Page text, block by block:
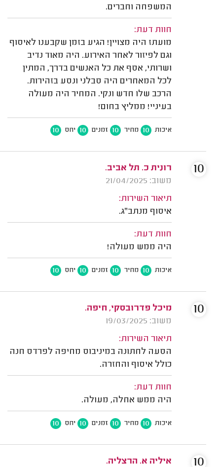
המשפחה וחברים.
חוות דעת:
מועתז היה מצויין! הגיע בזמן שקבענו לאיסוף
וגם לפיזור לאחר האירוע. היה מאוד נדיב
ושרותי, אסף את כל האנשים בדרך, המתין
לכל המאחרים היה סבלני ונסע בזהירות.
הרכב שלו חדש ונקי. המחיר היה מעולה
בעיניי! ממליץ בחום!
איכות 10 מחיר 10 זמנים 10 יחס 10
רונית כ. תל אביב.
משוב: 21/04/2025
תיאור השירות:
איסוף מנתב"ג.
חוות דעת:
היה ממש מעולה!
איכות 10 מחיר 10 זמנים 10 יחס 10
10
מיכל פדרובסקי, חיפה.
משוב: 19/03/2025
תיאור השירות:
הסעה לחתונה במיניבוס מחיפה לפרדס חנה
כולל איסוף והחזרה.
חוות דעת:
היה ממש אחלה, מעולה.
איכות 10 מחיר 10 זמנים 10 יחס 10
10
איליה א. הרצליה. 10